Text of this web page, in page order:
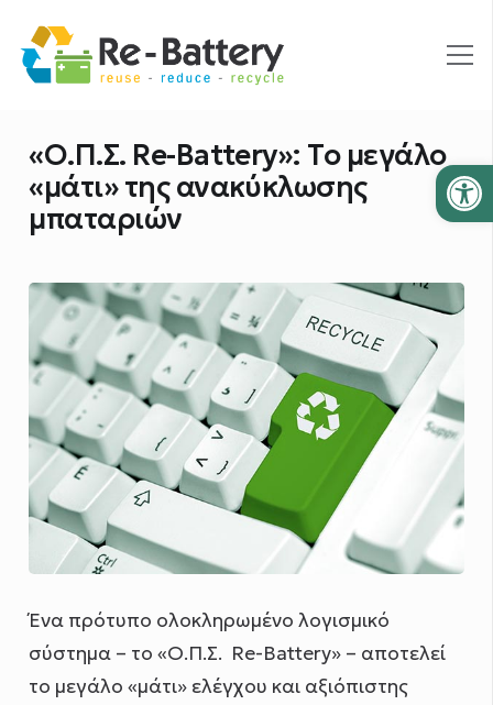
«Ο.Π.Σ. Re-Battery»: Το μεγάλο
«μάτι» της ανακύκλωσης
μπαταριών
Ένα πρότυπο ολοκληρωμένο λογισμικό
σύστημα – το «Ο.Π.Σ. Re-Battery» – αποτελεί
το μεγάλο «μάτι» ελέγχου και αξιόπιστης